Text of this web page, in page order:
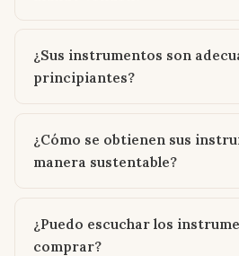
¿Sus instrumentos son
principiantes?
¿Cómo se obtienen sus
manera sustentable?
¿Puedo escuchar los
comprar?